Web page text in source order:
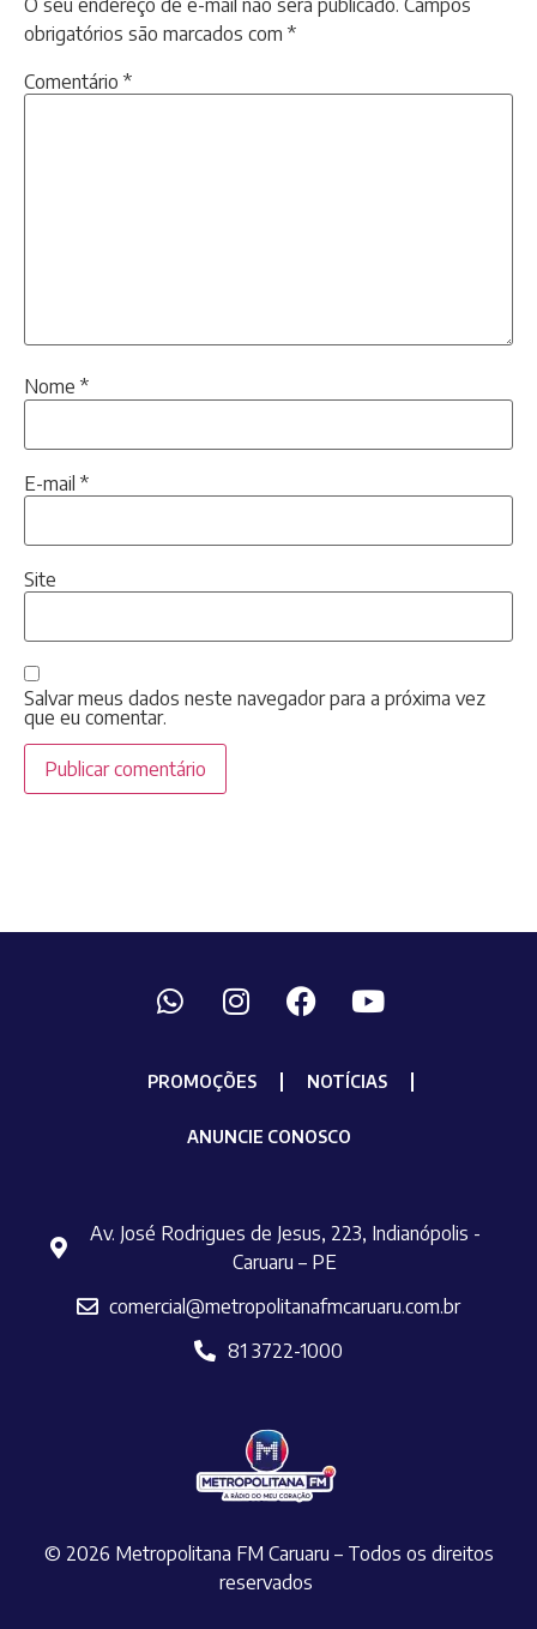
obrigatórios são marcados com *
Comentário *
Nome *
E-mail *
Site
Salvar meus dados neste navegador para a próxima vez
que eu comentar.
PROMOÇÕES NOTÍCIAS
ANUNCIE CONOSCO
Av. José Rodrigues de Jesus, 223, Indianópolis -
Caruaru – PE
comercial@metropolitanafmcaruaru.com.br
81 3722-1000
© 2026 Metropolitana FM Caruaru – Todos os direitos
reservados